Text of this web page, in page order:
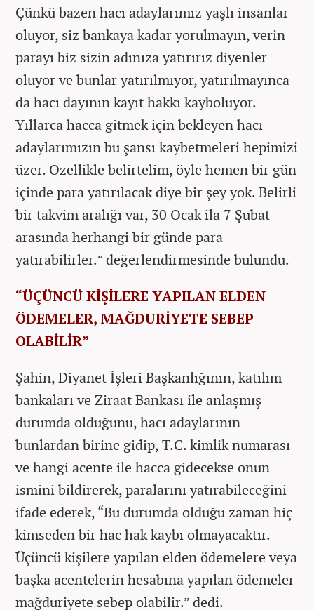
Çünkü bazen hacı adaylarımız yaşlı insanlar
oluyor, siz bankaya kadar yorulmayın, verin
parayı biz sizin adınıza yatırırız diyenler
oluyor ve bunlar yatırılmıyor, yatırılmayınca
da hacı dayının kayıt hakkı kayboluyor.
Yıllarca hacca gitmek için bekleyen hacı
adaylarımızın bu şansı kaybetmeleri hepimizi
üzer. Özellikle belirtelim, öyle hemen bir gün
içinde para yatırılacak diye bir şey yok. Belirli
bir takvim aralığı var, 30 Ocak ila 7 Şubat
arasında herhangi bir günde para
yatırabilirler.” değerlendirmesinde bulundu.
“ÜÇÜNCÜ KİŞİLERE YAPILAN ELDEN
ÖDEMELER, MAĞDURİYETE SEBEP
OLABİLİR”
Şahin, Diyanet İşleri Başkanlığının, katılım
bankaları ve Ziraat Bankası ile anlaşmış
durumda olduğunu, hacı adaylarının
bunlardan birine gidip, T.C. kimlik numarası
ve hangi acente ile hacca gidecekse onun
ismini bildirerek, paralarını yatırabileceğini
ifade ederek, “Bu durumda olduğu zaman hiç
kimseden bir hac hak kaybı olmayacaktır.
Üçüncü kişilere yapılan elden ödemelere veya
başka acentelerin hesabına yapılan ödemeler
mağduriyete sebep olabilir.” dedi.